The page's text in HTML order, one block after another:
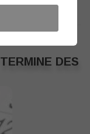
DES